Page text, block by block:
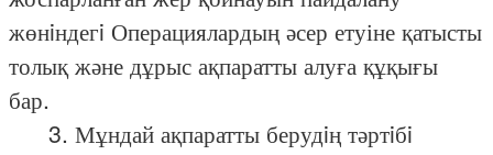
жөнiндегi Операциялардың әсер етуіне қатысты
толық және дұрыс ақпаратты алуға құқығы
бар.
3. Мұндай ақпаратты берудiң тәртiбi